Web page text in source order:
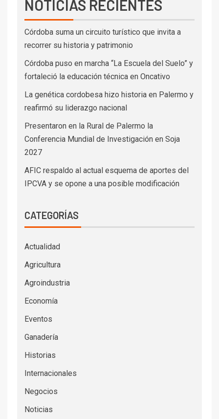
NOTICIAS RECIENTES
Córdoba suma un circuito turístico que invita a
recorrer su historia y patrimonio
Córdoba puso en marcha “La Escuela del Suelo” y
fortaleció la educación técnica en Oncativo
La genética cordobesa hizo historia en Palermo y
reafirmó su liderazgo nacional
Presentaron en la Rural de Palermo la
Conferencia Mundial de Investigación en Soja
2027
AFIC respaldo al actual esquema de aportes del
IPCVA y se opone a una posible modificación
CATEGORÍAS
Actualidad
Agricultura
Agroindustria
Economía
Eventos
Ganadería
Historias
Internacionales
Negocios
Noticias